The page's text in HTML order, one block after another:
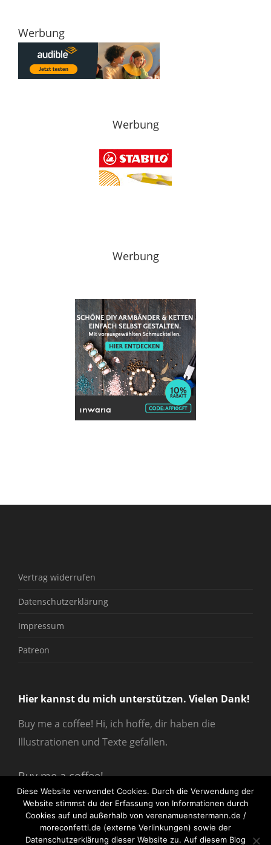
Werbung
Werbung
Werbung
Vertrag widerrufen
Datenschutzerklärung
Impressum
Patreon
Hier kannst du mich unterstützen. Vielen Dank!
Buy me a coffee! Hi, ich hoffe, dir haben die
Illustrationen und Texte gefallen.
Buy me a coffee!
Diese Website verwendet Cookies. Durch die Verwendung der
Website stimmst du der Erfassung von Informationen durch
Cookies auf und außerhalb von verenamuenstermann.de /
moreconfetti.de (externe Verlinkungen) sowie der
Datenschutzerklärung dieser Website zu. Auf diesem Blog